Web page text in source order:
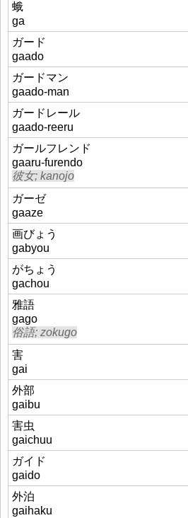
蛾
ga
ガード
gaado
ガードマン
gaado-man
ガードレール
gaado-reeru
ガールフレンド
gaaru-furendo
彼女; kanojo
ガーゼ
gaaze
画びょう
gabyou
がちょう
gachou
雅語
gago
俗語; zokugo
害
gai
外部
gaibu
害虫
gaichuu
ガイド
gaido
外泊
gaihaku